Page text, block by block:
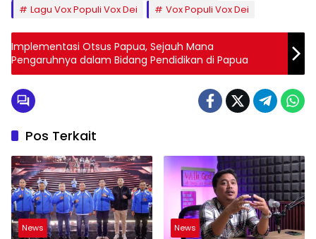
Lagu Vox Populi Vox Dei
Vox Populi Vox Dei
Implementasi Otsus Papua, Sejauh Mana
Pengaruhnya dalam Bidang Pendidikan di Papua
Pos Terkait
News News